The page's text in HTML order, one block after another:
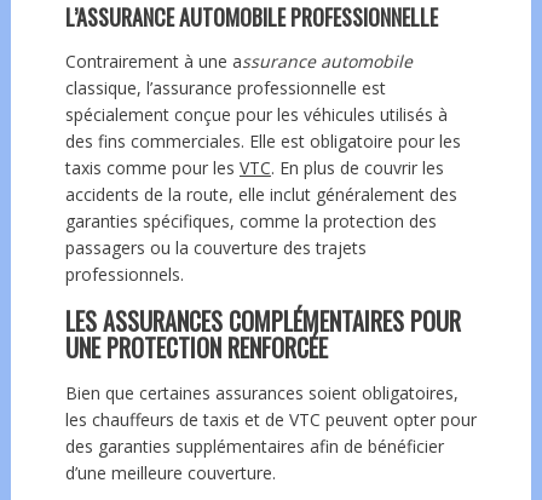
L’ASSURANCE AUTOMOBILE PROFESSIONNELLE
Contrairement à une assurance automobile
classique, l’assurance professionnelle est
spécialement conçue pour les véhicules utilisés à
des fins commerciales. Elle est obligatoire pour les
taxis comme pour les VTC. En plus de couvrir les
accidents de la route, elle inclut généralement des
garanties spécifiques, comme la protection des
passagers ou la couverture des trajets
professionnels.
LES ASSURANCES COMPLÉMENTAIRES POUR
UNE PROTECTION RENFORCÉE
Bien que certaines assurances soient obligatoires,
les chauffeurs de taxis et de VTC peuvent opter pour
des garanties supplémentaires afin de bénéficier
d’une meilleure couverture.